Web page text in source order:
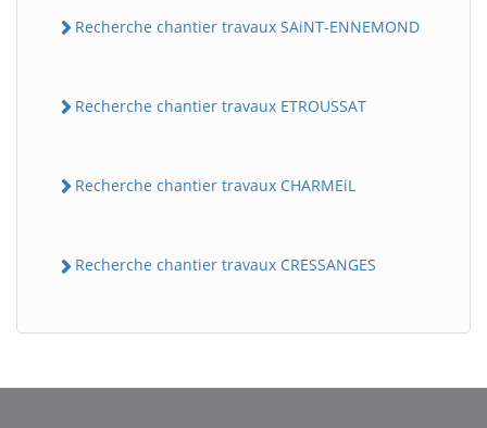
Recherche chantier travaux SAiNT-ENNEMOND
Recherche chantier travaux ETROUSSAT
Recherche chantier travaux CHARMEiL
Recherche chantier travaux CRESSANGES